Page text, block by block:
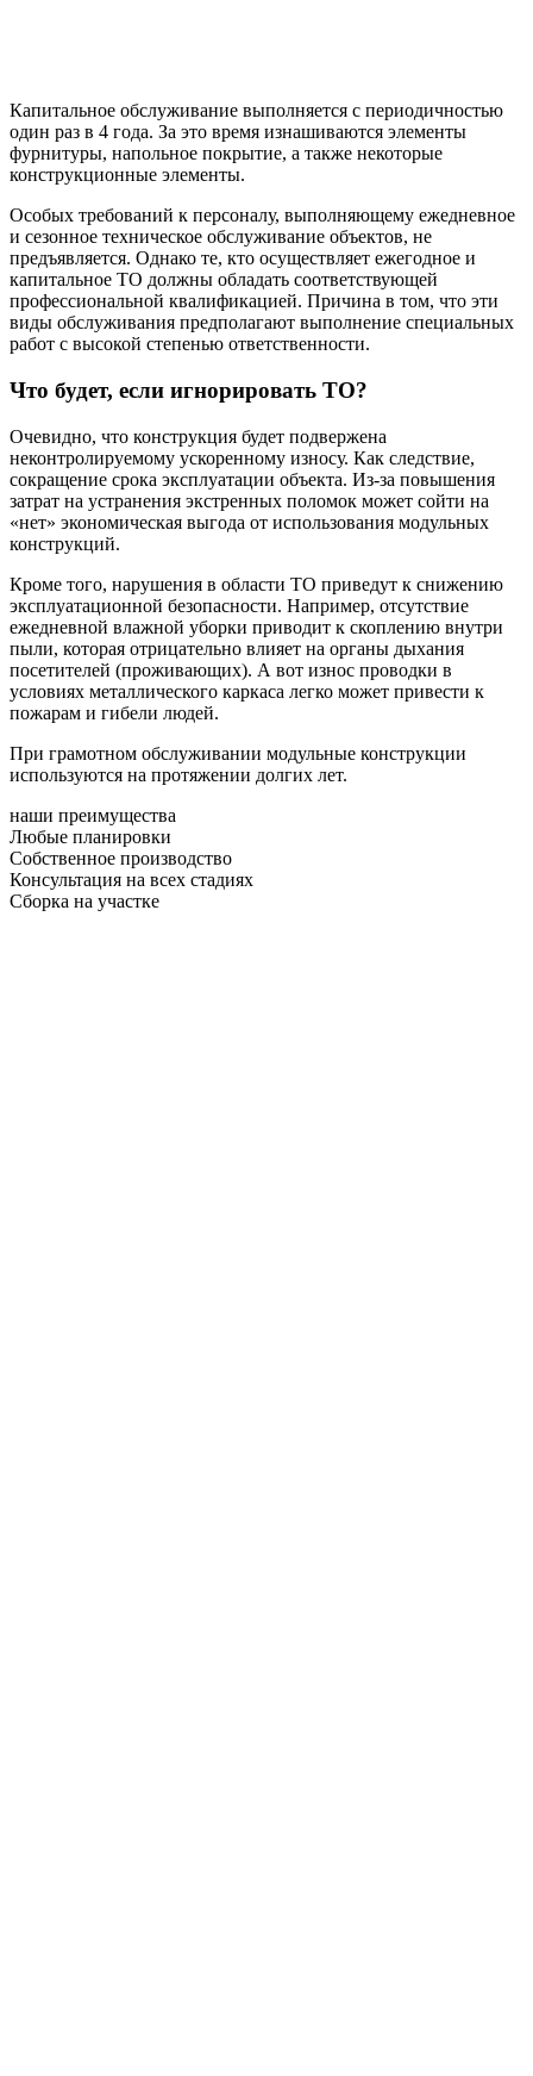
Капитальное обслуживание выполняется с периодичностью
один раз в 4 года. За это время изнашиваются элементы
фурнитуры, напольное покрытие, а также некоторые
конструкционные элементы.
Особых требований к персоналу, выполняющему ежедневное
и сезонное техническое обслуживание объектов, не
предъявляется. Однако те, кто осуществляет ежегодное и
капитальное ТО должны обладать соответствующей
профессиональной квалификацией. Причина в том, что эти
виды обслуживания предполагают выполнение специальных
работ с высокой степенью ответственности.
Что будет, если игнорировать ТО?
Очевидно, что конструкция будет подвержена
неконтролируемому ускоренному износу. Как следствие,
сокращение срока эксплуатации объекта. Из-за повышения
затрат на устранения экстренных поломок может сойти на
«нет» экономическая выгода от использования модульных
конструкций.
Кроме того, нарушения в области ТО приведут к снижению
эксплуатационной безопасности. Например, отсутствие
ежедневной влажной уборки приводит к скоплению внутри
пыли, которая отрицательно влияет на органы дыхания
посетителей (проживающих). А вот износ проводки в
условиях металлического каркаса легко может привести к
пожарам и гибели людей.
При грамотном обслуживании модульные конструкции
используются на протяжении долгих лет.
наши преимущества
Любые планировки
Собственное производство
Консультация на всех стадиях
Сборка на участке